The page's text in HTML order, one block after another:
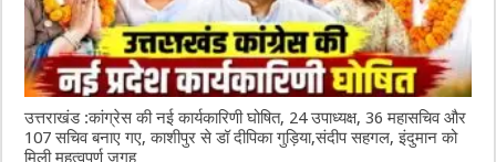
उत्तराखंड :कांग्रेस की नई कार्यकारिणी घोषित, 24 उपाध्यक्ष, 36 महासचिव और
107 सचिव बनाए गए, काशीपुर से डॉ दीपिका गुड़िया,संदीप सहगल, इंदुमान को
मिली महत्वपूर्ण जगह